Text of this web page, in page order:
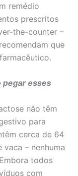
remédio
prescritos
the-counter –
que
pegar esses
não têm
para
cerca de 64
– nenhuma
todos
com